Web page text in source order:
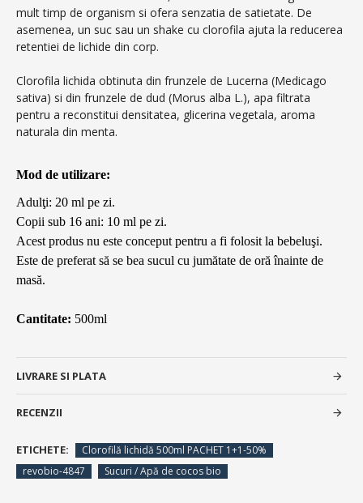
mult timp de organism si ofera senzatia de satietate. De
asemenea, un suc sau un shake cu clorofila ajuta la reducerea
retentiei de lichide din corp.
Clorofila lichida obtinuta din frunzele de Lucerna (Medicago
sativa) si din frunzele de dud (Morus alba L.), apa filtrata
pentru a reconstitui densitatea, glicerina vegetala, aroma
naturala din menta.
Mod de utilizare:
Adulţi: 20 ml pe zi.
Copii sub 16 ani: 10 ml pe zi.
Acest produs nu este conceput pentru a fi folosit la bebeluşi.
Este de preferat să se bea sucul cu jumătate de oră înainte de
masă.
Cantitate: 500ml
LIVRARE SI PLATA
RECENZII
ETICHETE:
Clorofilă lichidă 500ml PACHET 1+1-50%
revobio-4847
Sucuri / Apă de cocos bio